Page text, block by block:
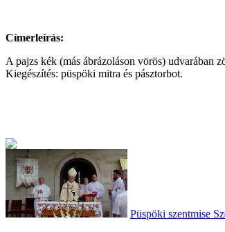
Címerleírás:
A pajzs kék (más ábrázoláson vörös) udvarában
Kiegészítés: püspöki mitra és pásztorbot.
Püspöki szentmise